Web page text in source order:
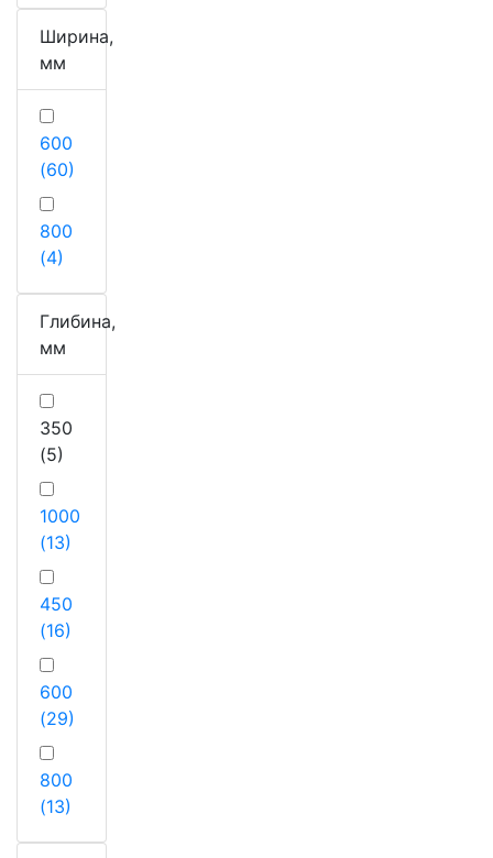
Ширина,
мм
600
(60)
800
(4)
Глибина,
мм
350
(5)
1000
(13)
450
(16)
600
(29)
800
(13)